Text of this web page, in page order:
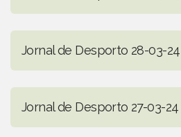
Jornal de Desporto 28-03-24
Jornal de Desporto 27-03-24